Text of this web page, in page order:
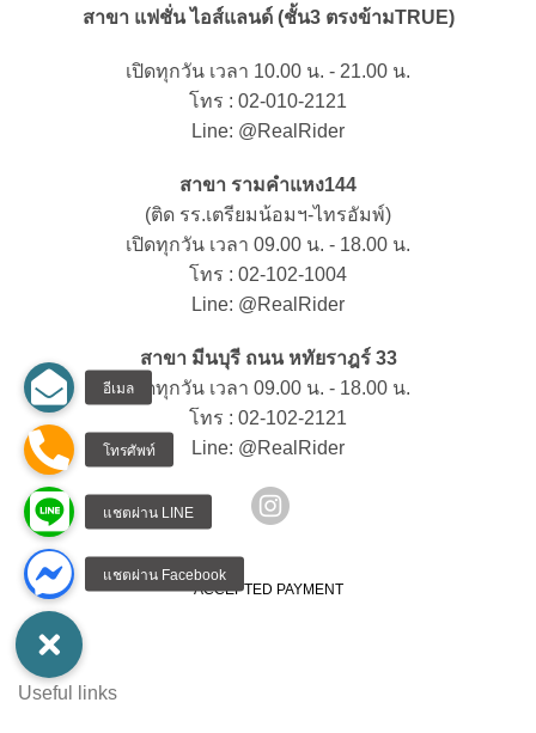
สาขา แฟชั่น ไอส์แลนด์ (ชั้น3 ตรงข้ามTRUE)
เปิดทุกวัน เวลา 10.00 น. - 21.00 น.
โทร : 02-010-2121
Line: @RealRider
สาขา รามคำแหง144
(ติด รร.เตรียมน้อมฯ-ไทรอัมพ์)
เปิดทุกวัน เวลา 09.00 น. - 18.00 น.
โทร : 02-102-1004
Line: @RealRider
สาขา มีนบุรี ถนน หทัยราฎร์ 33
เปิดทุกวัน เวลา 09.00 น. - 18.00 น.
โทร : 02-102-2121
Line: @RealRider
ACCEPTED PAYMENT
Useful links